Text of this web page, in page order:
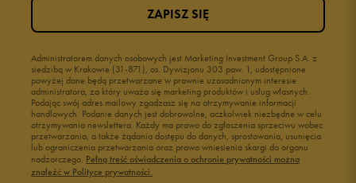
Administratorem danych osobowych jest Marketing Investment Group S.A. z
siedzibą w Krakowie (31-871), os. Dywizjonu 303 paw. 1, udostępnione
powyżej dane będą przetwarzane w prawnie uzasadnionym interesie
administratora, za który uważa się marketing produktów i usług własnych.
Podając swój adres mailowy zgadzasz się na otrzymywanie informacji
handlowych. Podanie danych jest dobrowolne, aczkolwiek niezbędne w celu
otrzymywania newslettera. Każdy ma prawo do zgłoszenia sprzeciwu wobec
przetwarzania, a także żądania dostępu do danych, sprostowania, usunięcia
lub ograniczenia przetwarzania oraz prawo wniesienia skargi do organu
nadzorczego. Pełną treść oświadczenia o ochronie prywatności można
znaleźć w Polityce prywatności.
ZAPISZ SIĘ